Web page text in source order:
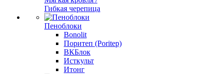
Гибкая черепица
Пеноблоки
Bonolit
Поритеп (Poritep)
ВКБлок
Исткульт
Итонг